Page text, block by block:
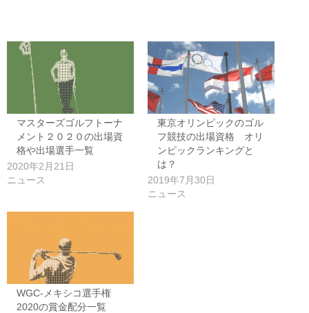
マスターズゴルフトーナ
メント２０２０の出場資
格や出場選手一覧
2020年2月21日
ニュース
東京オリンピックのゴル
フ競技の出場資格 オリ
ンピックランキングと
は？
2019年7月30日
ニュース
WGC-メキシコ選手権
2020の賞金配分一覧